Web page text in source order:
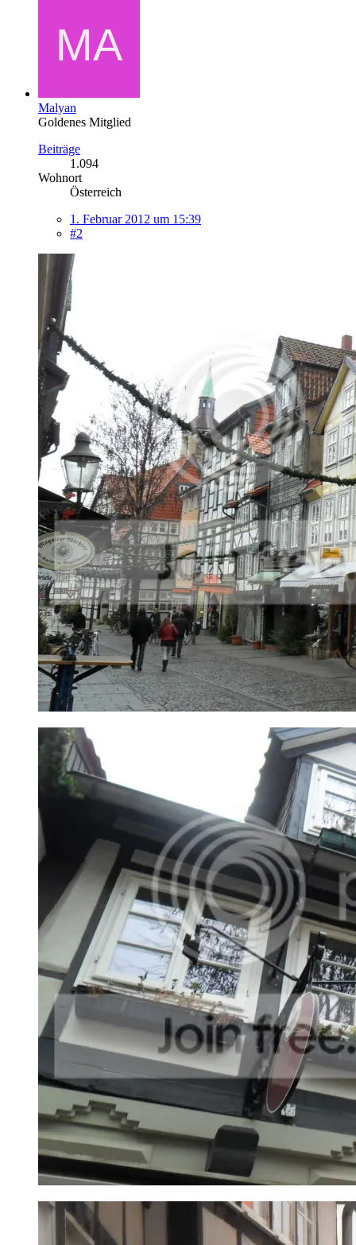
Malyan
Goldenes Mitglied
Beiträge
1.094
Wohnort
Österreich
1. Februar 2012 um 15:39
#2